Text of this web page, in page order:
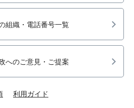
組織・電話番号一覧
へのご意見・ご提案
利用ガイド